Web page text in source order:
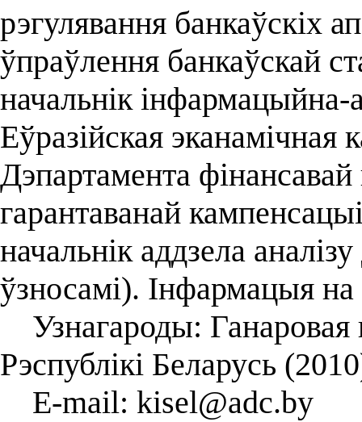
рэгулявання банкаўскіх
ўпраўлення банкаўскай
начальнік
Еўразійская эканамічная
Дэпартамента
гарантаванай
начальнік аддзела
ўзносамі). Інфармацыя
Узнагароды: Ганаровая
Рэспублікі Беларусь
E-mail: kisel@adc.by